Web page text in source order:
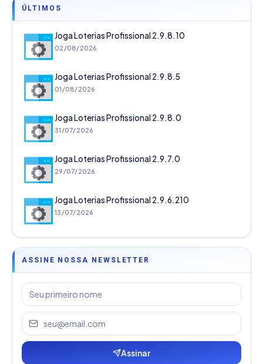
ÚLTIMOS
Joga Loterias Profissional 2.9.8.10
02/08/2026
Joga Loterias Profissional 2.9.8.5
01/08/2026
Joga Loterias Profissional 2.9.8.0
31/07/2026
Joga Loterias Profissional 2.9.7.0
29/07/2026
Joga Loterias Profissional 2.9.6.210
13/07/2026
ASSINE NOSSA NEWSLETTER
Assinar